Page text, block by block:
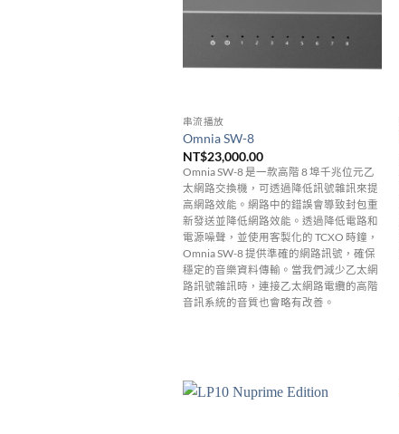
串流播放
Omnia SW-8
NT$23,000.00
Omnia SW-8 是一款高階 8 埠千兆位元乙
太網路交換機，可透過降低訊號雜訊來提
高網路效能。 網路中的錯誤會導致封包重
新發送並降低網路效能。 透過降低電路和
電源噪聲，並使用客製化的 TCXO 時鐘，
Omnia SW-8 提供準確的網路訊號，確保
穩定的音樂資料傳輸。 當我們減少乙太網
路訊號雜訊時，連接乙太網路電纜的高階
音訊系統的音質也會略有改善。